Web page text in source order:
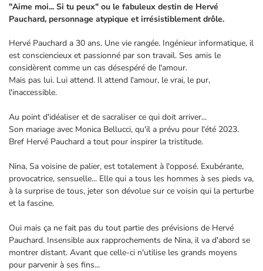
"Aime moi... Si tu peux" ou le fabuleux destin de Hervé
Pauchard, personnage atypique et irrésistiblement drôle.
Hervé Pauchard a 30 ans. Une vie rangée. Ingénieur informatique, il
est consciencieux et passionné par son travail. Ses amis le
considèrent comme un cas désespéré de l'amour.
Mais pas lui. Lui attend. Il attend l'amour, le vrai, le pur,
l'inaccessible.
Au point d'idéaliser et de sacraliser ce qui doit arriver...
Son mariage avec Monica Bellucci, qu'il a prévu pour l'été 2023.
Bref Hervé Pauchard a tout pour inspirer la tristitude.
Nina, Sa voisine de palier, est totalement à l'opposé. Exubérante,
provocatrice, sensuelle... Elle qui a tous les hommes à ses pieds va,
à la surprise de tous, jeter son dévolue sur ce voisin qui la perturbe
et la fascine.
Oui mais ça ne fait pas du tout partie des prévisions de Hervé
Pauchard. Insensible aux rapprochements de Nina, il va d'abord se
montrer distant. Avant que celle-ci n'utilise les grands moyens
pour parvenir à ses fins...